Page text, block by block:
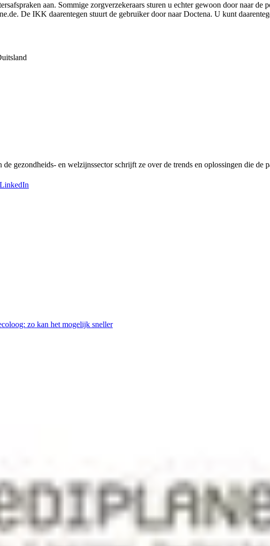
aan. Sommige zorgverzekeraars sturen u echter gewoon door naar de
De IKK daarentegen stuurt de gebruiker door naar Doctena. U kunt
gezondheids- en welzijnssector schrijft ze over de trends en oplossingen die de
zo kan het mogelijk sneller